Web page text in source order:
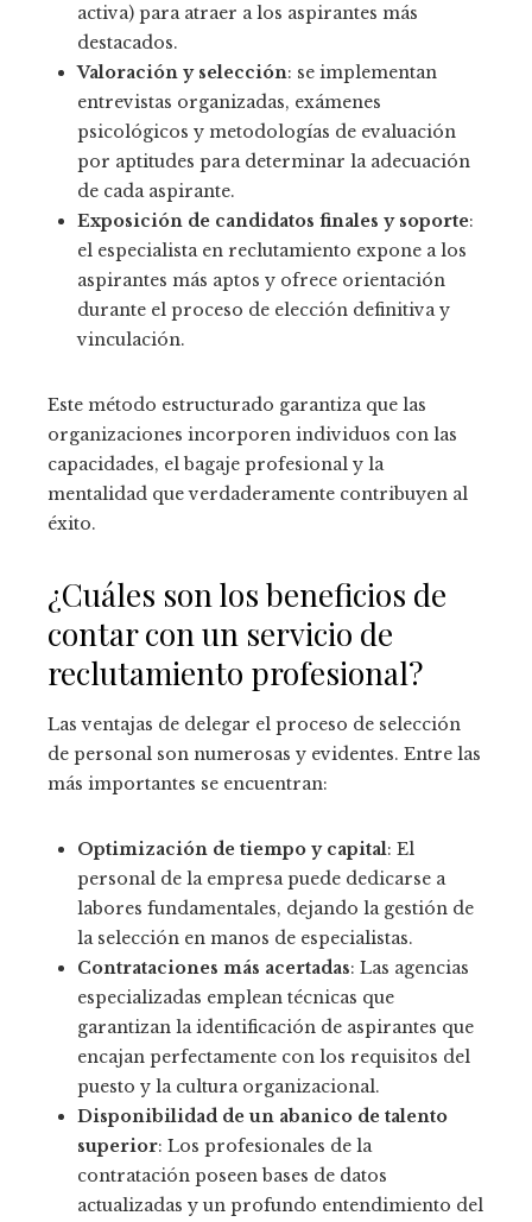
activa) para atraer a los aspirantes más
destacados.
Valoración y selección: se implementan
entrevistas organizadas, exámenes
psicológicos y metodologías de evaluación
por aptitudes para determinar la adecuación
de cada aspirante.
Exposición de candidatos finales y soporte:
el especialista en reclutamiento expone a los
aspirantes más aptos y ofrece orientación
durante el proceso de elección definitiva y
vinculación.
Este método estructurado garantiza que las
organizaciones incorporen individuos con las
capacidades, el bagaje profesional y la
mentalidad que verdaderamente contribuyen al
éxito.
¿Cuáles son los beneficios de
contar con un servicio de
reclutamiento profesional?
Las ventajas de delegar el proceso de selección
de personal son numerosas y evidentes. Entre las
más importantes se encuentran:
Optimización de tiempo y capital: El
personal de la empresa puede dedicarse a
labores fundamentales, dejando la gestión de
la selección en manos de especialistas.
Contrataciones más acertadas: Las agencias
especializadas emplean técnicas que
garantizan la identificación de aspirantes que
encajan perfectamente con los requisitos del
puesto y la cultura organizacional.
Disponibilidad de un abanico de talento
superior: Los profesionales de la
contratación poseen bases de datos
actualizadas y un profundo entendimiento del